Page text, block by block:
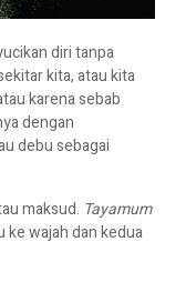
diri tanpa
kita, atau kita
karena sebab
dengan
debu sebagai
maksud. Tayamum
ke wajah dan kedua